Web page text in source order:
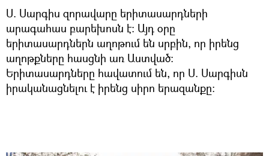
Ս. Սարգիս զորավարը երիտասարդների
արագահաս բարեխոսն է: Այդ օրը
երիտասարդներն աղոթում են սրբին, որ իրենց
աղոթքները հասցնի առ Աստված:
Երիտասարդները հավատում են, որ Ս. Սարգիսն
իրականացնելու է իրենց սիրո երազանքը: